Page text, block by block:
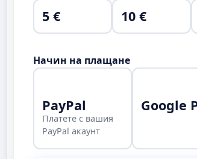
5 € 10 €
Начин на плащане
PayPal
Платете с вашия
PayPal акаунт
Google